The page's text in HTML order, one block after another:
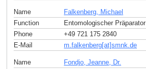
Name
Falkenberg, Michael
Function
Entomologischer Präparator
Phone
+49 721 175 2840
E-Mail
m.falkenberg[at]smnk de
Name
Fondjo, Jeanne, Dr.